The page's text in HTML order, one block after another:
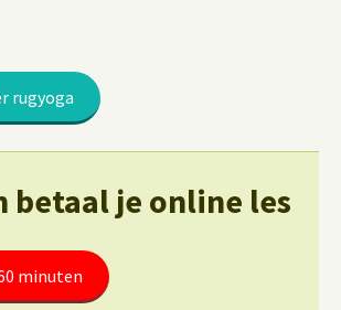
rugyoga
betaal je online les
minuten